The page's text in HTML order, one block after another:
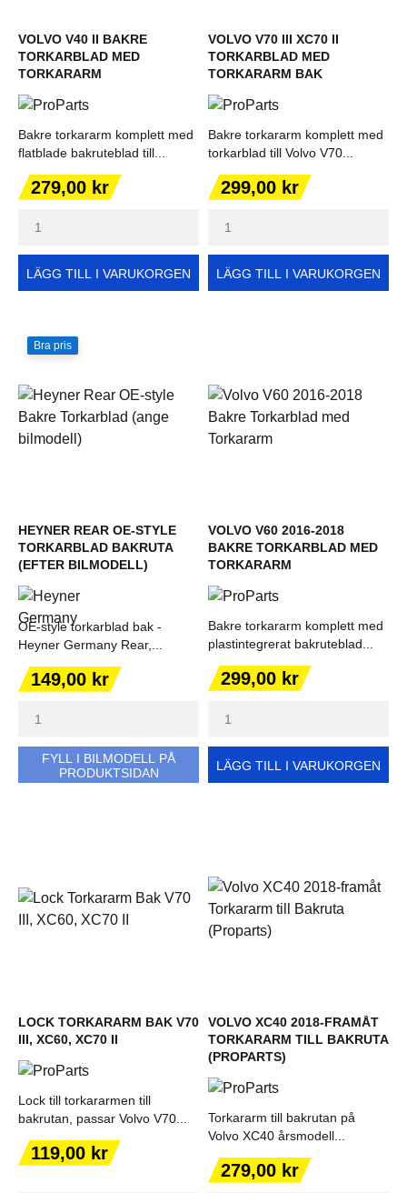
VOLVO V40 II BAKRE
TORKARBLAD MED
TORKARARM
Bakre torkararm komplett med
flatblade bakruteblad till...
Pris
279,00 kr
LÄGG TILL I VARUKORGEN
VOLVO V70 III XC70 II
TORKARBLAD MED
TORKARARM BAK
Bakre torkararm komplett med
torkarblad till Volvo V70...
Pris
299,00 kr
LÄGG TILL I VARUKORGEN
HEYNER REAR OE-STYLE
TORKARBLAD BAKRUTA
(EFTER BILMODELL)
OE-style torkarblad bak -
Heyner Germany Rear,...
Pris
149,00 kr
FYLL I BILMODELL PÅ
PRODUKTSIDAN
Bra pris
VOLVO V60 2016-2018
BAKRE TORKARBLAD MED
TORKARARM
Bakre torkararm komplett med
plastintegrerat bakruteblad...
Pris
299,00 kr
LÄGG TILL I VARUKORGEN
LOCK TORKARARM BAK V70
III, XC60, XC70 II
Lock till torkararmen till
bakrutan, passar Volvo V70...
Pris
119,00 kr
VOLVO XC40 2018-FRAMÅT
TORKARARM TILL BAKRUTA
(PROPARTS)
Torkararm till bakrutan på
Volvo XC40 årsmodell...
Pris
279,00 kr